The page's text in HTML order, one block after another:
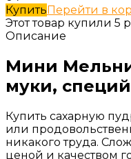
КупитьПерейти в
Этот товар купили 5
Описание
Мини
муки,
Купить сахарную
или
никакого труда.
ценой и качеством